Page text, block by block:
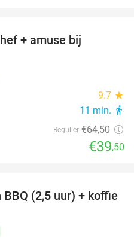
+ amuse bij
9.7 star
11 min. directions_walk
Regulier €64,50
€39,50
26%
(2,5 uur) + koffie